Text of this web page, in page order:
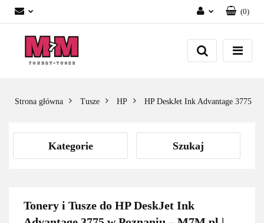
Zaloguj się
Załóż konto
(0)
Strona główna Tusze HP HP DeskJet Ink Advantage 3775
Kategorie Szukaj
Tonery i Tusze do HP DeskJet Ink